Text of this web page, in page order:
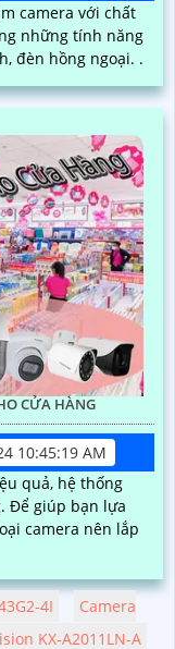
camera với chất
những tính năng
đèn hồng ngoại. .
CỬA HÀNG
10:45:19 AM
quả, hệ thống
camera nên lắp
4I
Camera
KX-A2011LN-A